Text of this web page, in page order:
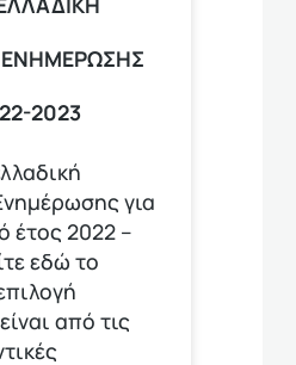
2023
για
έτος 2022 –
εδώ το
από τις